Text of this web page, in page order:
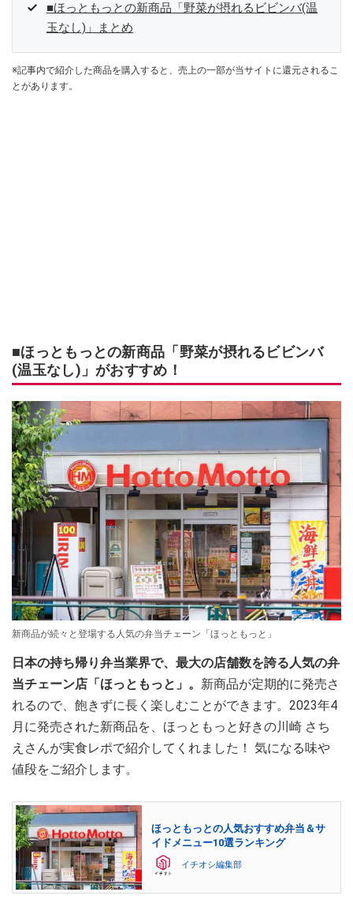
■ほっともっとの新商品「野菜が摂れるビビンバ(温
玉なし)」まとめ
※記事内で紹介した商品を購入すると、売上の一部が当サイトに還元されるこ
とがあります。
■ほっともっとの新商品「野菜が摂れるビビンバ
(温玉なし)」がおすすめ！
新商品が続々と登場する人気の弁当チェーン「ほっともっと」
日本の持ち帰り弁当業界で、最大の店舗数を誇る人気の弁
当チェーン店「ほっともっと」。 新商品が定期的に発売さ
れるので、飽きずに長く楽しむことができます。2023年4
月に発売された新商品を、ほっともっと好きの川崎 さち
えさんが実食レポで紹介してくれました！ 気になる味や
値段をご紹介します。
ほっともっとの人気おすすめ弁当＆サ
イドメニュー10選ランキング
イチオシ編集部